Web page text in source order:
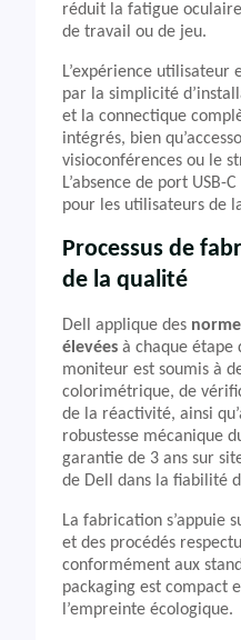
réduit la fatigue
de travail ou de jeu.
L’expérience utilisateur
par la simplicité
et la connectique
intégrés, bien
visioconférences ou le
L’absence de port
pour les utilisateurs de
Processus de
de la qualité
Dell applique des
élevées à chaque étape
moniteur est soumis à
colorimétrique, de
de la réactivité, ainsi
robustesse mécanique
garantie de 3 ans sur
de Dell dans la fiabilité
La fabrication s’appuie
et des procédés
conformément aux
packaging est compact
l’empreinte écologique.